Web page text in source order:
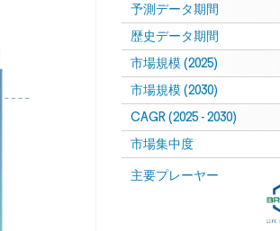
予測データ期間
歴史データ期間
市場規模 (2025)
市場規模 (2030)
CAGR (2025 - 2030)
市場集中度
主要プレーヤー